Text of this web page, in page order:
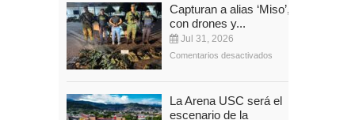
Capturan a alias ‘Miso’,
con drones y...
Jul 31, 2026
Comentarios desactivados
La Arena USC será el
escenario de la